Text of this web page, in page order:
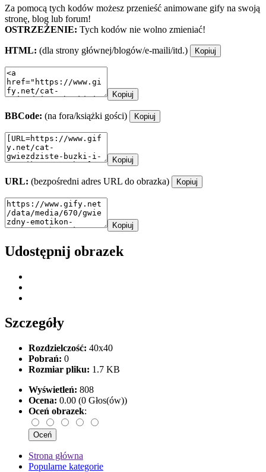
Za pomocą tych kodów możesz przenieść animowane gify na swoją
stronę, blog lub forum!
OSTRZEŻENIE: Tych kodów nie wolno zmieniać!
HTML: (dla strony głównej/blogów/e-maili/itd.) Kopiuj
Kopiuj
BBCode: (na fora/książki gości) Kopiuj
Kopiuj
URL: (bezpośredni adres URL do obrazka) Kopiuj
Kopiuj
Udostępnij obrazek
Szczegóły
Rozdzielczość: 40x40
Pobrań: 0
Rozmiar pliku: 1.7 KB
Wyświetleń: 808
Ocena: 0.00 (0 Głos(ów))
Oceń obrazek:
Strona główna
Popularne kategorie